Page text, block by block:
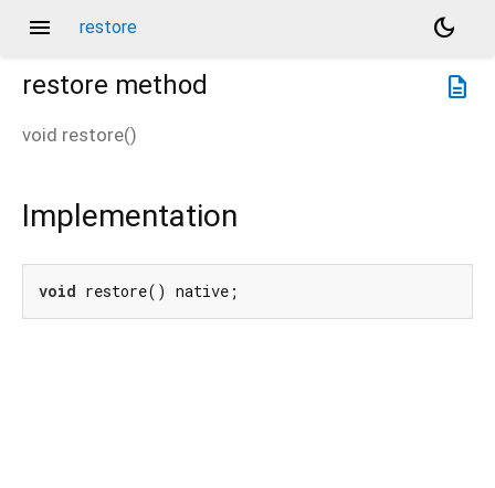
menu restore
dark_mode
description
restore method
void restore()
Implementation
void restore() native;